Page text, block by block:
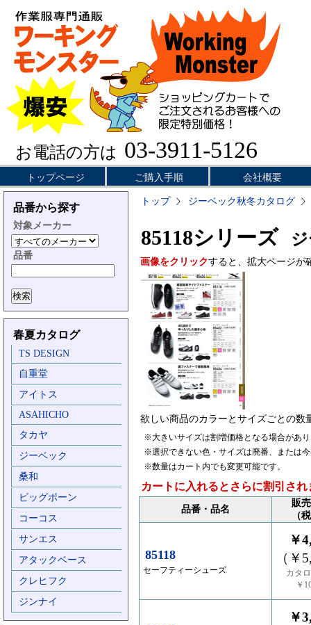
お電話の方は 03-3911-5126
トップページ ご購入手順 会社概要
品番から探す
対象メーカー
品番
春夏カタログ
TS DESIGN
自重堂
アイトス
ASAHICHO
タカヤ
ジーベック
桑和
ビッグボーン
コーコス
サンエス
アタックベース
クレヒフク
ジンナイ
トップ ジーベック秋冬カタログ
85118シリーズ ジ
画像をクリックすると、拡大ページが
欲しい商品のカラーとサイズごとの数
※大きいサイズは割増価格となる場合があ
※選択できない色・サイズは廃番、または
※数量はカート内でも変更可能です。
カートに入れるとさらに割引され
品番・品名
販
（
85118
セーフティーシューズ
￥
（￥
カタ
￥
￥